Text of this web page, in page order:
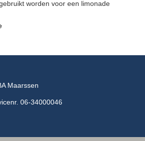
worden voor een limonade
Maarssen
06-34000046